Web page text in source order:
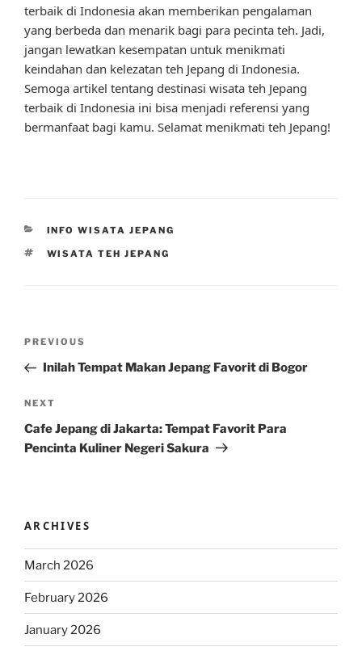
terbaik di Indonesia akan memberikan pengalaman
yang berbeda dan menarik bagi para pecinta teh. Jadi,
jangan lewatkan kesempatan untuk menikmati
keindahan dan kelezatan teh Jepang di Indonesia.
Semoga artikel tentang destinasi wisata teh Jepang
terbaik di Indonesia ini bisa menjadi referensi yang
bermanfaat bagi kamu. Selamat menikmati teh Jepang!
CATEGORIES
INFO WISATA JEPANG
TAGS
WISATA TEH JEPANG
Previous
Post
PREVIOUS
Inilah Tempat Makan Jepang Favorit di Bogor
Next
Post
NEXT
Cafe Jepang di Jakarta: Tempat Favorit Para
Pencinta Kuliner Negeri Sakura
ARCHIVES
March 2026
February 2026
January 2026